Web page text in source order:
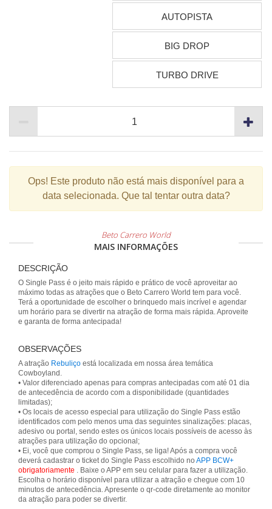
AUTOPISTA
BIG DROP
TURBO DRIVE
Ops! Este produto não está mais disponível para a
data selecionada. Que tal tentar outra data?
Beto Carrero World
MAIS INFORMAÇÕES
DESCRIÇÃO
O Single Pass é o jeito mais rápido e prático de você aproveitar ao
máximo todas as atrações que o Beto Carrero World tem para você.
Terá a oportunidade de escolher o brinquedo mais incrível e agendar
um horário para se divertir na atração de forma mais rápida. Aproveite
e garanta de forma antecipada!
OBSERVAÇÕES
A atração Rebuliço está localizada em nossa área temática
Cowboyland.
• Valor diferenciado apenas para compras antecipadas com até 01 dia
de antecedência de acordo com a disponibilidade (quantidades
limitadas);
• Os locais de acesso especial para utilização do Single Pass estão
identificados com pelo menos uma das seguintes sinalizações: placas,
adesivo ou portal, sendo estes os únicos locais possíveis de acesso às
atrações para utilização do opcional;
• Ei, você que comprou o Single Pass, se liga! Após a compra você
deverá cadastrar o ticket do Single Pass escolhido no APP BCW+
obrigatoriamente . Baixe o APP em seu celular para fazer a utilização.
Escolha o horário disponível para utilizar a atração e chegue com 10
minutos de antecedência. Apresente o qr-code diretamente ao monitor
da atração para poder se divertir.